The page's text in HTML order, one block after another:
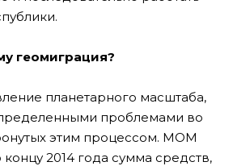
геомиграция?
планетарного масштаба,
проблемами во
этим процессом. МОМ
концу 2014 года сумма средств,